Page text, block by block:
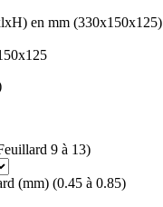
en mm (330x150x125)
9 à 13)
(mm) (0.45 à 0.85)